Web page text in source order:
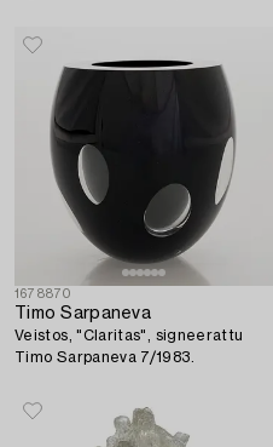
1678870
Timo Sarpaneva
Veistos, "Claritas", signeerattu
Timo Sarpaneva 7/1983.